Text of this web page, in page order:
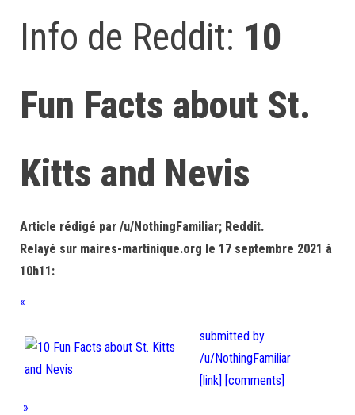
Info de Reddit: 10
Fun Facts about St.
Kitts and Nevis
Article rédigé par /u/NothingFamiliar; Reddit.
Relayé sur maires-martinique.org le 17 septembre 2021 à
10h11:
«
submitted by
/u/NothingFamiliar
[link] [comments]
»